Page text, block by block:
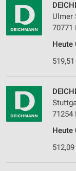
Ulmer
70771
Heute
71254
Heute